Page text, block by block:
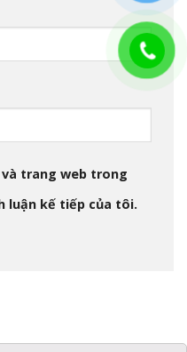
trang web trong
luận kế tiếp của tôi.